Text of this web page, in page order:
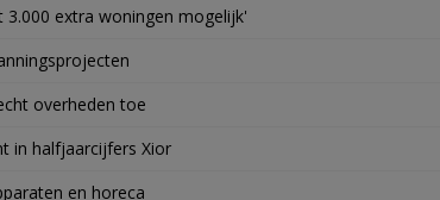
extra woningen mogelijk'
overheden toe
in halfjaarcijfers Xior
en horeca